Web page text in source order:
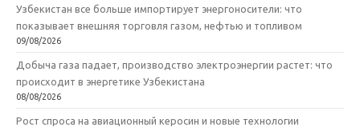
Узбекистан все больше импортирует энергоносители: что
показывает внешняя торговля газом, нефтью и топливом
09/08/2026
Добыча газа падает, производство электроэнергии растет: что
происходит в энергетике Узбекистана
08/08/2026
Рост спроса на авиационный керосин и новые технологии